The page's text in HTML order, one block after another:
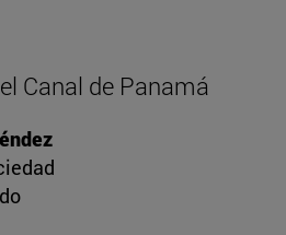
Canal de Panamá